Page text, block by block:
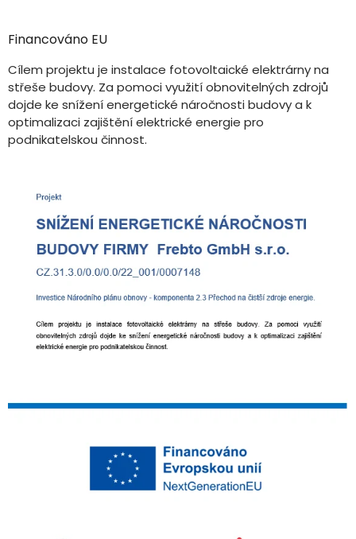
Financováno EU
Cílem projektu je instalace fotovoltaické elektrárny na
střeše budovy. Za pomoci využití obnovitelných zdrojů
dojde ke snížení energetické náročnosti budovy a k
optimalizaci zajištění elektrické energie pro
podnikatelskou činnost.